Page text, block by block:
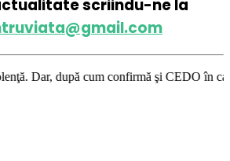
scriindu-ne la
confirmă şi CEDO în cazul